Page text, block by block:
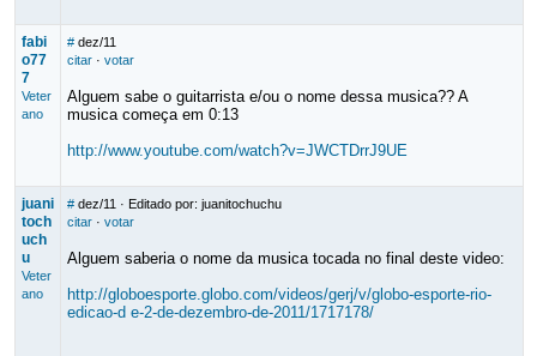
fabi
o77
7
Veter
ano
# dez/11
citar· votar
Alguem sabe o guitarrista e/ou o nome dessa musica?? A
musica começa em 0:13
http://www.youtube.com/watch?v=JWCTDrrJ9UE
juani
toch
uch
u
Veter
ano
# dez/11 · Editado por: juanitochuchu
citar· votar
Alguem saberia o nome da musica tocada no final deste video:
http://globoesporte.globo.com/videos/gerj/v/globo-esporte-rio-
edicao-d e-2-de-dezembro-de-2011/1717178/